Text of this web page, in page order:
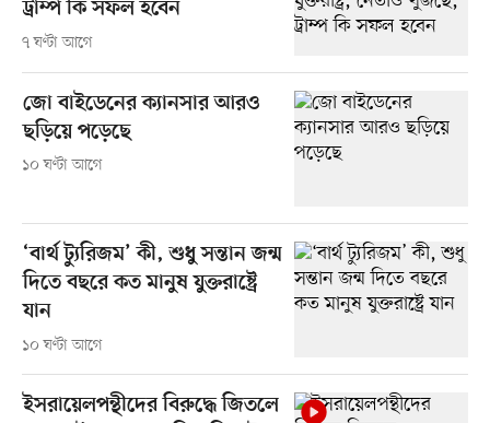
ট্রাম্প কি সফল হবেন
৭ ঘণ্টা আগে
জো বাইডেনের ক্যানসার আরও
ছড়িয়ে পড়েছে
১০ ঘণ্টা আগে
‘বার্থ ট্যুরিজম’ কী, শুধু সন্তান জন্ম
দিতে বছরে কত মানুষ যুক্তরাষ্ট্রে
যান
১০ ঘণ্টা আগে
ইসরায়েলপন্থীদের বিরুদ্ধে জিতলে